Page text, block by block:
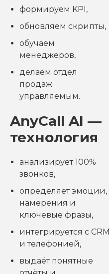
формируем KPI,
обновляем скрипты,
обучаем
менеджеров,
делаем отдел
продаж
управляемым.
AnyCall AI —
технология
анализирует 100%
звонков,
определяет эмоции,
намерения и
ключевые фразы,
интегрируется с CRM
и телефонией,
выдаёт понятные